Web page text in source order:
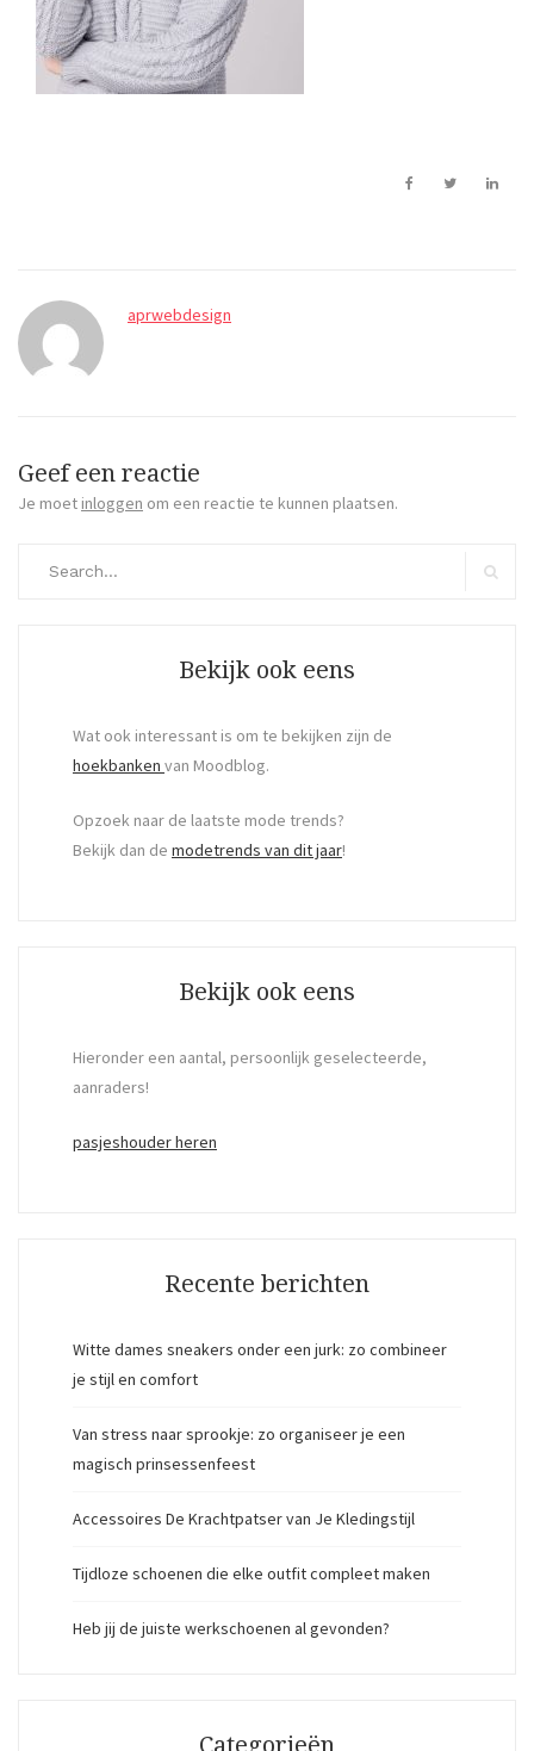
aprwebdesign
Geef een reactie
Je moet inloggen om een reactie te kunnen plaatsen.
Bekijk ook eens
Wat ook interessant is om te bekijken zijn de
hoekbanken van Moodblog.
Opzoek naar de laatste mode trends?
Bekijk dan de modetrends van dit jaar!
Bekijk ook eens
Hieronder een aantal, persoonlijk geselecteerde,
aanraders!
pasjeshouder heren
Recente berichten
Witte dames sneakers onder een jurk: zo combineer
je stijl en comfort
Van stress naar sprookje: zo organiseer je een
magisch prinsessenfeest
Accessoires De Krachtpatser van Je Kledingstijl
Tijdloze schoenen die elke outfit compleet maken
Heb jij de juiste werkschoenen al gevonden?